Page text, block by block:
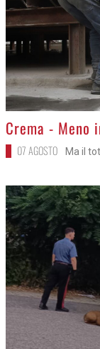
>
Crema -
07 AGOSTO Ma il